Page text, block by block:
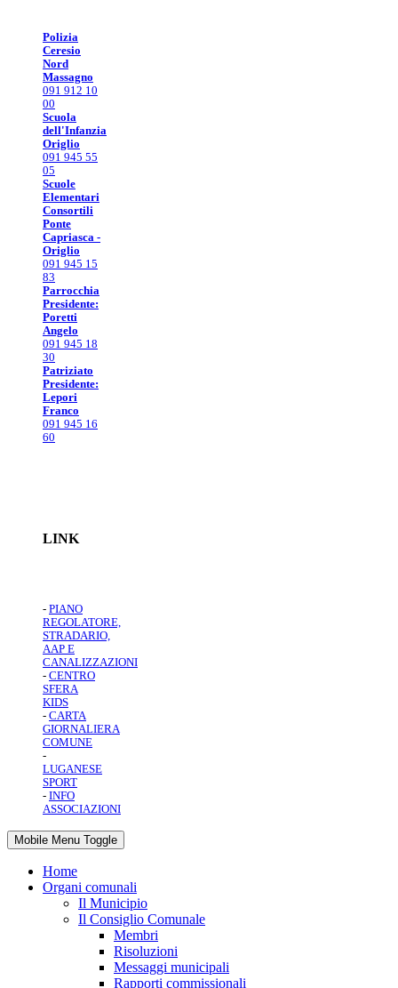
Polizia
Ceresio
Nord
Massagno
091 912 10
00
Scuola
dell'Infanzia
Origlio
091 945 55
05
Scuole
Elementari
Consortili
Ponte
Capriasca -
Origlio
091 945 15
83
Parrocchia
Presidente:
Poretti
Angelo
091 945 18
30
Patriziato
Presidente:
Lepori
Franco
091 945 16
60
LINK
- PIANO
REGOLATORE,
STRADARIO,
AAP E
CANALIZZAZIONI
- CENTRO
SFERA
KIDS
- CARTA
GIORNALIERA
COMUNE
-
LUGANESE
SPORT
- INFO
ASSOCIAZIONI
Mobile Menu Toggle
Home
Organi comunali
Il Municipio
Il Consiglio Comunale
Membri
Risoluzioni
Messaggi municipali
Rapporti commissionali